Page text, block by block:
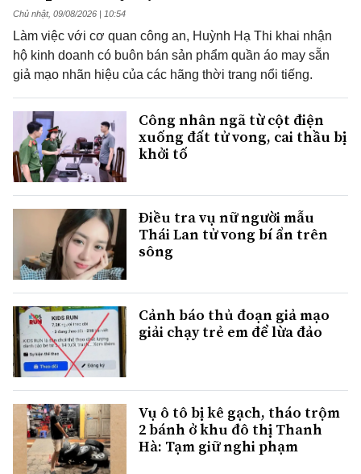
Chủ nhật, 09/08/2026 | 10:54
Làm việc với cơ quan công an, Huỳnh Hạ Thi khai nhận
hộ kinh doanh có buôn bán sản phẩm quần áo may sẵn
giả mạo nhãn hiệu của các hãng thời trang nổi tiếng.
Công nhân ngã từ cột điện
xuống đất tử vong, cai thầu bị
khởi tố
Điều tra vụ nữ người mẫu
Thái Lan tử vong bí ẩn trên
sông
Cảnh báo thủ đoạn giả mạo
giải chạy trẻ em để lừa đảo
Vụ ô tô bị kê gạch, tháo trộm
2 bánh ở khu đô thị Thanh
Hà: Tạm giữ nghi phạm